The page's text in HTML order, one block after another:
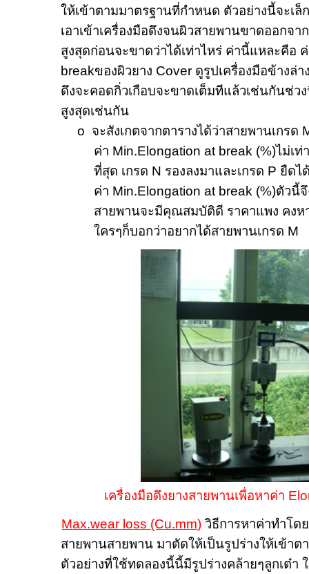
ให้เข้าตามมาตรฐานที่กำหนด ตัวอย่างนี้จะเล็
เอาเข้าเครื่องมือดึงจนผิวสายพานขาดออกจ
สูงสุดก่อนจะขาดว่าได้เท่าไหร่ ค่านี้แหละคือ
breakของผิวยาง Cover ดูรูปเครื่องมือข้างล่
ดึงจะคอดกิ่วเกือบจะขาดเต็มทีแล้วเช่นกันช่ว
สูงสุดเช่นกัน
o จะสังเกตจากตารางได้ว่าสายพานเกรด
ค่า Min.Elongation at break (%)ไม่เท่
ที่สุด เกรด N รองลงมาและเกรด P ยืดไ
ค่า Min.Elongation at break (%)ตัวนี้
สายพานจะมีคุณสมบัติดี ราคาแพง คงห
ใครๆก็บอกว่าอยากได้สายพานเกรด M
เครื่องมือดึงยางสายพานเพื่อหาค่า
Max.wear loss (Cu.mm) วิธีการหาค่าทำโด
สายพานสายพาน มาตัดให้เป็นรูปร่างให้เข้า
ตัวอย่างที่ใช้ทดลองนี้นี้มีรูปร่างคล้ายๆลูกเต๋า